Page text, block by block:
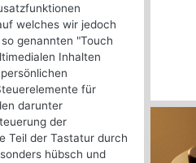
welches wir jedoch
genannten "Touch
Inhalten
für
darunter
der
Teil der Tastatur durch
hübsch und